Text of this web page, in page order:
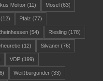
Molitor(11) Mosel(63)
Pfalz (77)
(54) Riesling(178)
(12) Silvaner(76)
VDP(199)
Weißburgunder(33)